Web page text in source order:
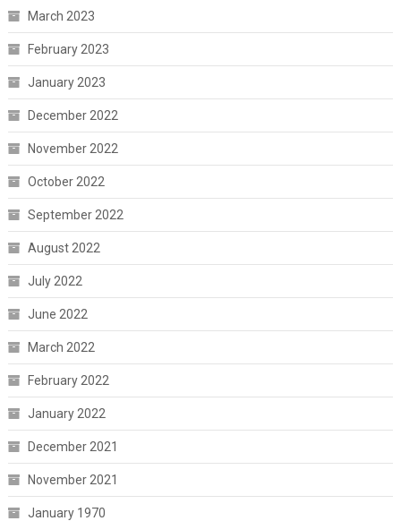
March 2023
February 2023
January 2023
December 2022
November 2022
October 2022
September 2022
August 2022
July 2022
June 2022
March 2022
February 2022
January 2022
December 2021
November 2021
January 1970